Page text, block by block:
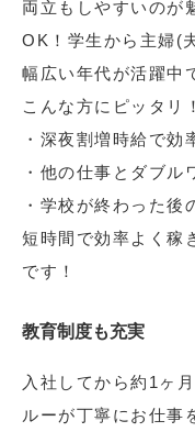
両立もしやすいのが
OK！学生から主婦(
幅広い年代が活躍中
こんな方にピッタリ！
・深夜割増時給で効
・他の仕事とダブル
・学校が終わった後
短時間で効率よく稼
です！
教育制度も充実
入社してから約1ヶ
ルーが丁寧にお仕事